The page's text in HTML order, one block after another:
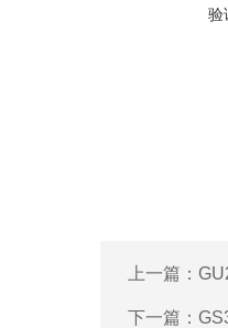
验
上一篇：
下一篇：